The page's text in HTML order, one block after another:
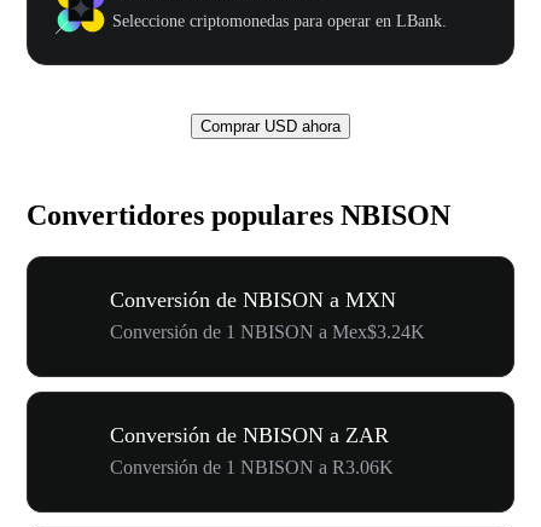
Seleccione criptomonedas para operar en LBank.
Comprar USD ahora
Convertidores populares NBISON
Conversión de NBISON a MXN
Conversión de 1 NBISON a Mex$3.24K
Conversión de NBISON a ZAR
Conversión de 1 NBISON a R3.06K